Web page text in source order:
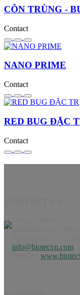
CÔN TRÙNG -
Contact
NANO PRIME
Contact
RED BUG ĐẶC
Contact
info@biotecvn.com